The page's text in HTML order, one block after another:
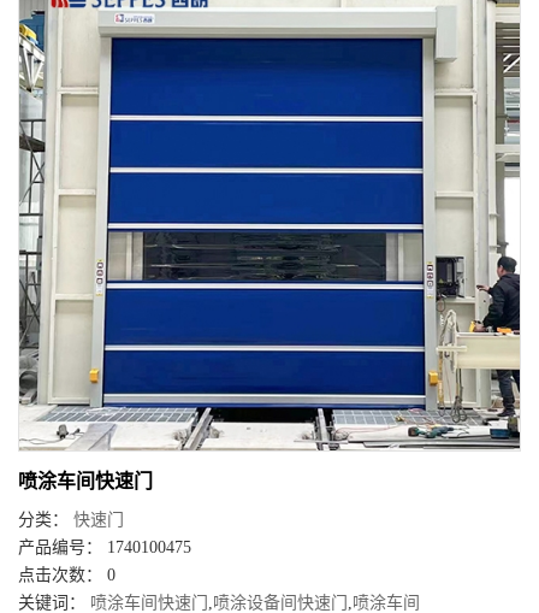
喷涂车间快速门
分类： 快速门
产品编号： 1740100475
点击次数： 0
关键词： 喷涂车间快速门 喷涂设备间快速门 喷涂车间